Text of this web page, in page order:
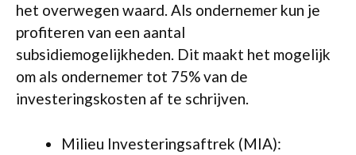
het overwegen waard. Als ondernemer kun je
profiteren van een aantal
subsidiemogelijkheden. Dit maakt het mogelijk
om als ondernemer tot 75% van de
investeringskosten af te schrijven.
Milieu Investeringsaftrek (MIA):